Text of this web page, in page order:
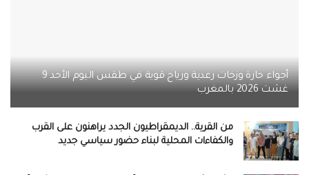
أجواء حارة وزخات رعدية ورياح قوية في طقس اليوم الأحد 9
غشت 2026 بالمغرب
من القرية.. الديمقراطيون الجدد يراهنون على القرب
والكفاءات المحلية لبناء حضور سياسي جديد